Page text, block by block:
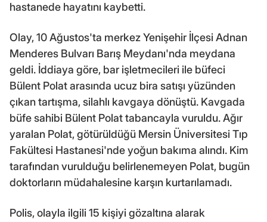
hastanede hayatını kaybetti.
Olay, 10 Ağustos'ta merkez Yenişehir İlçesi Adnan
Menderes Bulvarı Barış Meydanı'nda meydana
geldi. İddiaya göre, bar işletmecileri ile büfeci
Bülent Polat arasında ucuz bira satışı yüzünden
çıkan tartışma, silahlı kavgaya dönüştü. Kavgada
büfe sahibi Bülent Polat tabancayla vuruldu. Ağır
yaralan Polat, götürüldüğü Mersin Üniversitesi Tıp
Fakültesi Hastanesi'nde yoğun bakıma alındı. Kim
tarafından vurulduğu belirlenemeyen Polat, bugün
doktorların müdahalesine karşın kurtarılamadı.
Polis, olayla ilgili 15 kişiyi gözaltına alarak